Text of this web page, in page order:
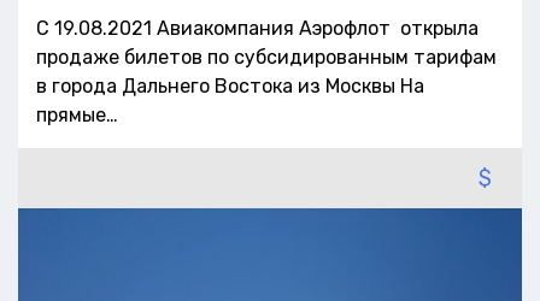
С 19.08.2021 Авиакомпания Аэрофлот открыла
продажe билетов по субсидированным тарифам
в города Дальнего Востока из Москвы На
прямые…
$